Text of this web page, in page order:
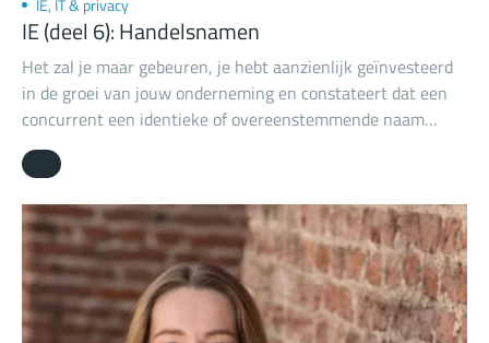
IE, IT & privacy
IE (deel 6): Handelsnamen
Het zal je maar gebeuren, je hebt aanzienlijk geïnvesteerd
in de groei van jouw onderneming en constateert dat een
concurrent een identieke of overeenstemmende naam
gebruikt voor zijn onderneming. Dat is niet fijn voor jou als
ondernemer en mogelijk ook verwarrend voor jouw klanten.
Als merkhouder heb je een monopolie op het gebruik van
een merk, maar wat nu als je geen merk hebt
geregistreerd? Ook zonder merkrechten kun je het gebruik
van de identieke of overeenstemmende naam onder
omstandigheden verbieden. Je hebt dan te maken met
handelsnaamrechten.